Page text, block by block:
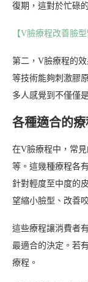
復期，這對於忙碌
【V臉療程改善臉
第二，V臉療程的
等技術能夠刺激膠
多人感覺到不僅僅
各種適合的
在V臉療程中，常
等。這幾種療程各
針對輕度至中度的
望縮小臉型、改善
這些療程讓消費者
最適合的決定。若
療程。